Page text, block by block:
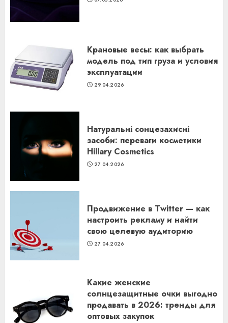
Крановые весы: как выбрать
модель под тип груза и условия
эксплуатации
29.04.2026
Натуральні сонцезахисні
засоби: переваги косметики
Hillary Cosmetics
27.04.2026
Продвижение в Twitter — как
настроить рекламу и найти
свою целевую аудиторию
27.04.2026
Какие женские
солнцезащитные очки выгодно
продавать в 2026: тренды для
оптовых закупок